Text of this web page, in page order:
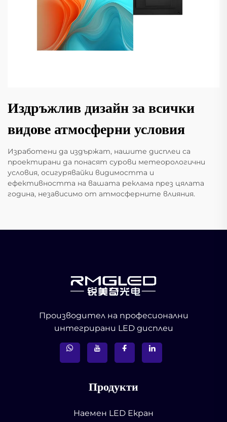
Издръжлив дизайн за всички
видове атмосферни условия
Изработени да издържат, нашите дисплеи са
проектирани да понасят сурови метеорологични
условия, осигурявайки видимостта и
ефективността на вашата реклама през цялата
година, независимо от атмосферните влияния.
Производител на професионални
интегрирани LED дисплеи
Продукти
Наемен LED Екран